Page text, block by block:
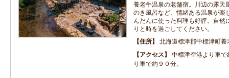
養老牛温泉の老舗宿。川辺の露天
のき風呂など、情緒ある温泉が楽
んだんに使った料理も好評。自然
りと時を過ごしてください。
住所
北海道標津郡中標津町養
アクセス
中標津空港より車
り車で約９０分。